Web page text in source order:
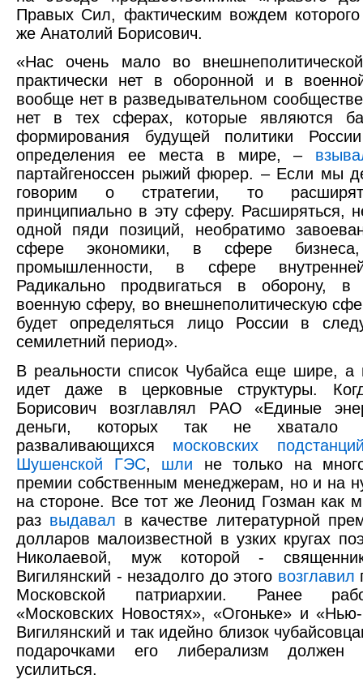
Правых Сил, фактическим вождем
же Анатолий Борисович.
«Нас очень мало во
практически нет в оборонной и в
вообще нет в разведывательном
нет в тех сферах, которые являются
формирования будущей политики
определения ее места в мире, –
партайгеноссен рыжий фюрер. – Если мы
говорим о стратегии, то
принципиально в эту сферу. Расширяться,
одной пяди позиций, необратимо
сфере экономики, в сфере
промышленности, в сфере
Радикально продвигаться в оборону, в
военную сферу, во внешнеполитическую
будет определяться лицо России в
семилетний период».
В реальности список Чубайса еще шире, а
идет даже в церковные структуры.
Борисович возглавлял РАО «Единые
деньги, которых так не хватало
разваливающихся московских
Шушенской ГЭС, шли не только на
премии собственным менеджерам, но и на
на стороне. Все тот же Леонид Гозман как
раз выдавал в качестве литературной
долларов малоизвестной в узких кругах
Николаевой, муж которой -
Вигилянский - незадолго до этого возглавил
Московской патриархии. Ранее
«Московских Новостях», «Огоньке» и
Вигилянский и так идейно близок
подарочками его либерализм должен
усилиться.